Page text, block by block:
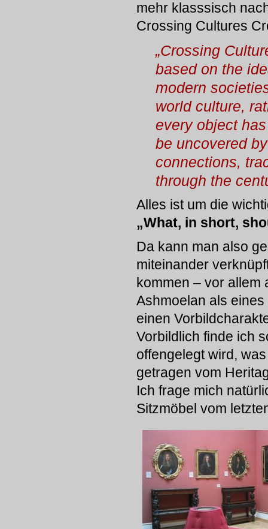
mehr klasssisch
Crossing Cultures
„Crossing
based on the
modern
world culture,
every object
be uncovered
connections,
through the
Alles ist um die
„What, in short,
Da kann man also
miteinander
kommen – vor allem
Ashmoelan als
einen
Vorbildlich finde ich
offengelegt wird,
getragen vom
Ich frage mich
Sitzmöbel vom